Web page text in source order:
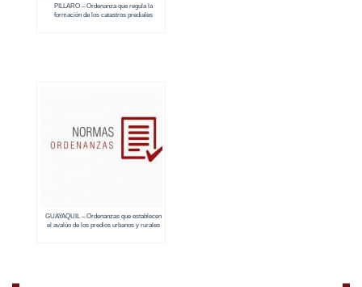
PILLARO – Ordenanza que regula la
formación de los catastros prediales
GUAYAQUIL – Ordenanzas que establecen
el avalúo de los predios urbanos y rurales